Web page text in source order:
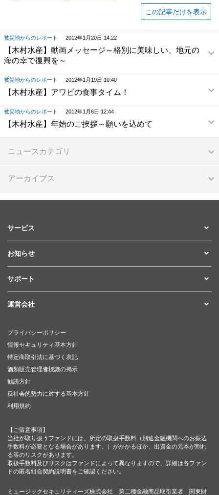
この記事だけを表示
被災地からのレポート 2012年1月20日 14:22
【木村水産】動画メッセージ～格別に美味しい、地元の
海の幸で復興を～
被災地からのレポート 2012年1月19日 10:40
【木村水産】アワビの食事タイム！
被災地からのレポート 2012年1月6日 12:44
【木村水産】年始のご挨拶～願いを込めて
ニュースカテゴリ
アーカイブス
サービス
お知らせ
サポート
運営会社
プライバシーポリシー
情報セキュリティ基本方針
特定商取引法に基づく表記
酒類販売管理者標識の掲示
勧誘方針
反社会的勢力に対する基本方針
利用規約
【ご留意事項】
当社が取り扱うファンドには、所定の取扱手数料（別途金融機関へのお振込
手数料が必要となる場合があります。）がかかるほか、出資金の元本が割れ
る等のリスクがあります。
取扱手数料及びリスクはファンドによって異なりますので、詳細は各ファン
ドの匿名組合契約説明書をご確認ください。
ミュージックセキュリティーズ株式会社 第二種金融商品取引業者 関東財